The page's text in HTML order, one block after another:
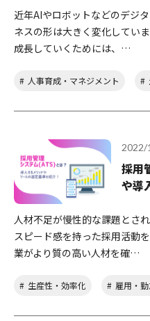
近年AIやロボットなどのデジ
ネスの形は大きく変化してい
成長していくためには、…
人事育成・マネジメント
2022/
採用
や導
人材不足が慢性的な課題とさ
スピード感を持った採用活動
業がより質の高い人材を確…
生産性・効率化 雇用・